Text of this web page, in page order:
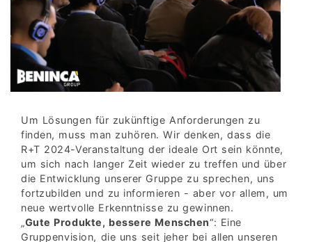
Um Lösungen für zukünftige Anforderungen zu
finden, muss man zuhören. Wir denken, dass die
R+T 2024-Veranstaltung der ideale Ort sein könnte,
um sich nach langer Zeit wieder zu treffen und über
die Entwicklung unserer Gruppe zu sprechen, uns
fortzubilden und zu informieren - aber vor allem, um
neue wertvolle Erkenntnisse zu gewinnen.
„Gute Produkte, bessere Menschen“: Eine
Gruppenvision, die uns seit jeher bei allen unseren